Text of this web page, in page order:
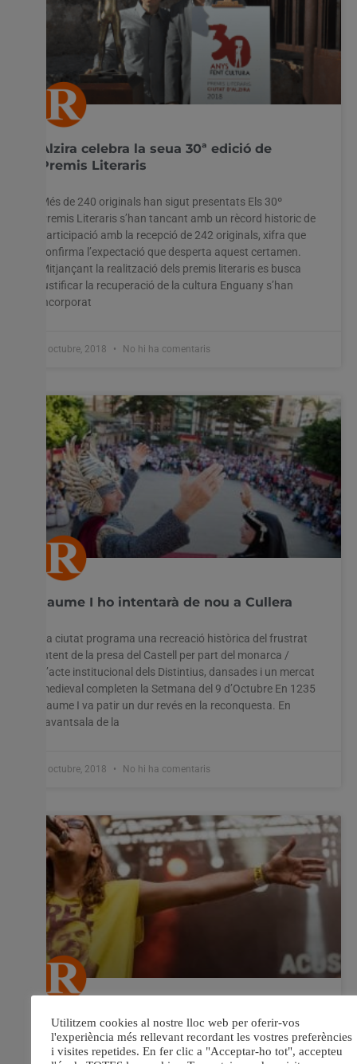
Alzira celebra la seua 30ª edició de
Premis Literaris
Més de 240 originals han sigut presentats Els 30º
Premis Literaris s’han tancant amb un rècord historic de
participació amb la recepció de 242 originals, xifra que
confirma l’expectació que desperta aquest certamen.
Mitjançant la realització dels premis literaris es busca
justificar la recuperació de la cultura Enguany s’han
incorporat
3 octubre, 2018 No hi ha comentaris
Jaume I ho intentarà de nou a Cullera
La ciutat programa una recreació històrica del frustrat
intent de la presa del Castell per part del monarca /
L’acte institucional dels Distintius, dansades i un mercat
medieval completen la Setmana del 9 d’Octubre En 1235
Jaume I va patir un dur revés en la reconquesta. En
l’avantsala de la
3 octubre, 2018 No hi ha comentaris
Cs d’Alzira denuncia la falta de pluralitat
en la programació musical anunciada
per celebrar el 9 d’octubre
Utilitzem cookies al nostre lloc web per oferir-vos
l'experiència més rellevant recordant les vostres preferències
l'ús de TOTES les cookies. Tanmateix, podeu visitar
"Configuració de les galetes" per proporcionar un
consentiment controlat.
Configuració cookies Accepta tot